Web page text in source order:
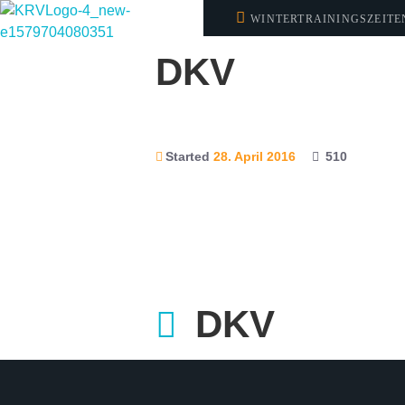
DKV
Started 28. April 2016 510
DKV